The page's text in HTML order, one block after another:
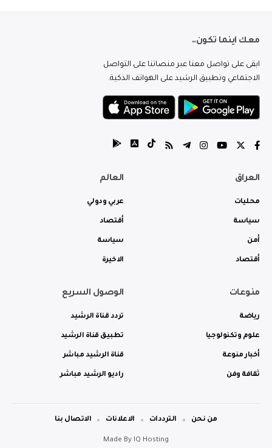
معك اينما تكون..
ابقى على تواصل معنا عبر منصاتنا على التواصل
الاجتماعي وتطبيق الرشيد على الهواتف الذكية.
العراق
محليات
سياسة
أمن
أقتصاد
العالم
عربي ودولي
أقتصاد
سياسة
الاخيرة
منوعات
رياضة
علوم وتكنولوجيا
أخبار منوعة
ثقافة وفن
الوصول السريع
تردد قناة الرشيد
تطبيق قناة الرشيد
قناة الرشيد مباشر
راديو الرشيد مباشر
Made By IQ Hosting
من نحن الترددات الاعلانات الاتصال بنا